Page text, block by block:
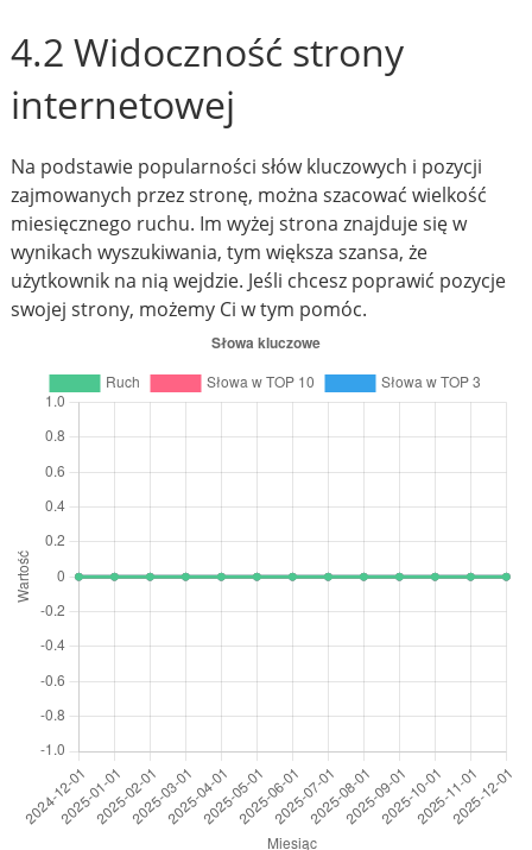
4.2 Widoczność strony
internetowej
Na podstawie popularności słów kluczowych i pozycji
zajmowanych przez stronę, można szacować wielkość
miesięcznego ruchu. Im wyżej strona znajduje się w
wynikach wyszukiwania, tym większa szansa, że
użytkownik na nią wejdzie. Jeśli chcesz poprawić pozycje
swojej strony, możemy Ci w tym pomóc.